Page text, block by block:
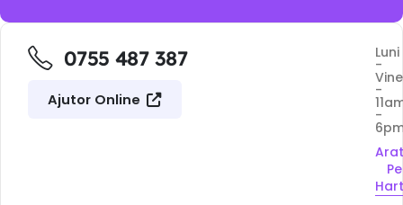
0755 487 387
Ajutor Online
Luni
-
-
-
Pe